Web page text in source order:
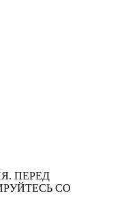
ПЕРЕД
СО